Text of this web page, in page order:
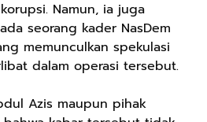
Namun, ia juga
seorang kader NasDem
memunculkan spekulasi
dalam operasi tersebut.
Azis maupun pihak